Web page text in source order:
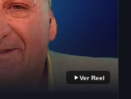
Ver Reel